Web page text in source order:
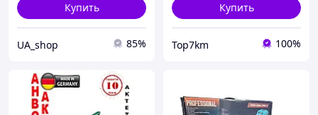
Купить
UA_shop 85%
Купить
Top7km 100%